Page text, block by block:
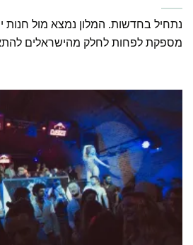
נתחיל בחדשות. המלון נמצא מול חנות
מספקת לפחות לחלק מהישראלים